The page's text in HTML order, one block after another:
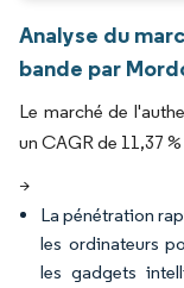
Analyse du
bande par
Le marché de
un CAGR de 11,37
>
La pénétration
les ordinateurs
les gadgets